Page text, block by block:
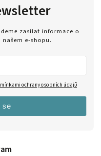
zasílat informace o
e-shopu.
ochrany osobních údajů
se